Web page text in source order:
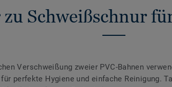
Schweißschnur
Verschweißung zweier PVC-Bahnen
perfekte Hygiene und einfache Reinigung.